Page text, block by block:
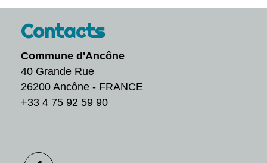
Contacts
Commune d'Ancône
40 Grande Rue
26200 Ancône - FRANCE
+33 4 75 92 59 90